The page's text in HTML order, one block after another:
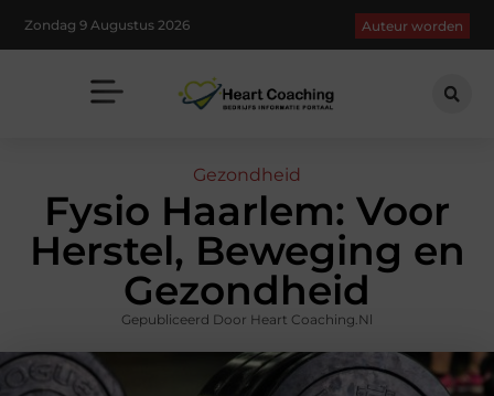
Zondag 9 Augustus 2026 Auteur worden
Gezondheid
Fysio Haarlem: Voor
Herstel, Beweging en
Gezondheid
Gepubliceerd Door Heart Coaching.nl